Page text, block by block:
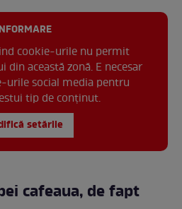
cookie-urile nu permit
această zonă. E necesar
urile social media pentru
tip de conținut.
setările
cafeaua, de fapt